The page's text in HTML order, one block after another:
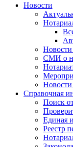
Новости
Новости
СМИ о
Новости
Справочная
Поиск
Единая
Реестр